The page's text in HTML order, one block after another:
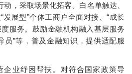
动，采取场景化拓客、白名单触达、
发展型”个体工商户全面对接、“成长
度服务。鼓励金融机构融入基层服务
员”等，普及金融知识，提供适配服
企业纾困帮扶。对符合国家政策导